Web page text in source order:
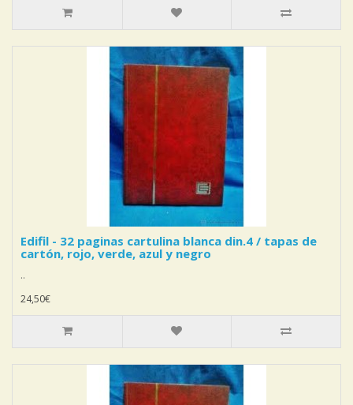
Edifil - 32 paginas cartulina blanca din.4 / tapas de
cartón, rojo, verde, azul y negro
..
24,50€